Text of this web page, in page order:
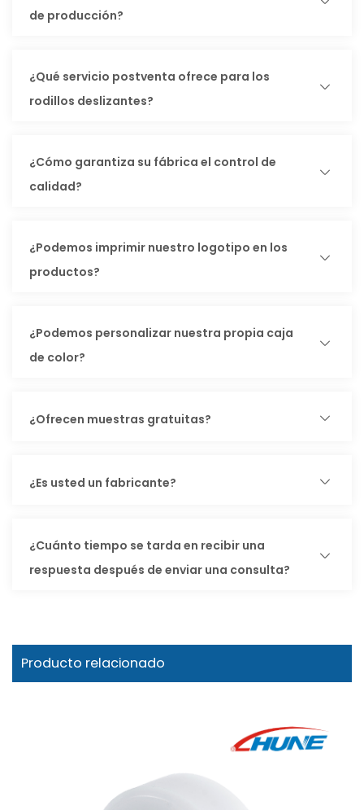
de producción?
¿Qué servicio postventa ofrece para los
rodillos deslizantes?
¿Cómo garantiza su fábrica el control de
calidad?
¿Podemos imprimir nuestro logotipo en los
productos?
¿Podemos personalizar nuestra propia caja
de color?
¿Ofrecen muestras gratuitas?
¿Es usted un fabricante?
¿Cuánto tiempo se tarda en recibir una
respuesta después de enviar una consulta?
Producto relacionado